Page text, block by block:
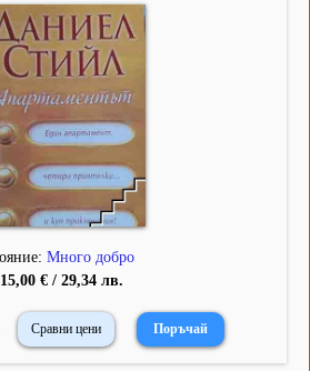
Много добро
15,00 € / 29,34 лв.
Сравни цени